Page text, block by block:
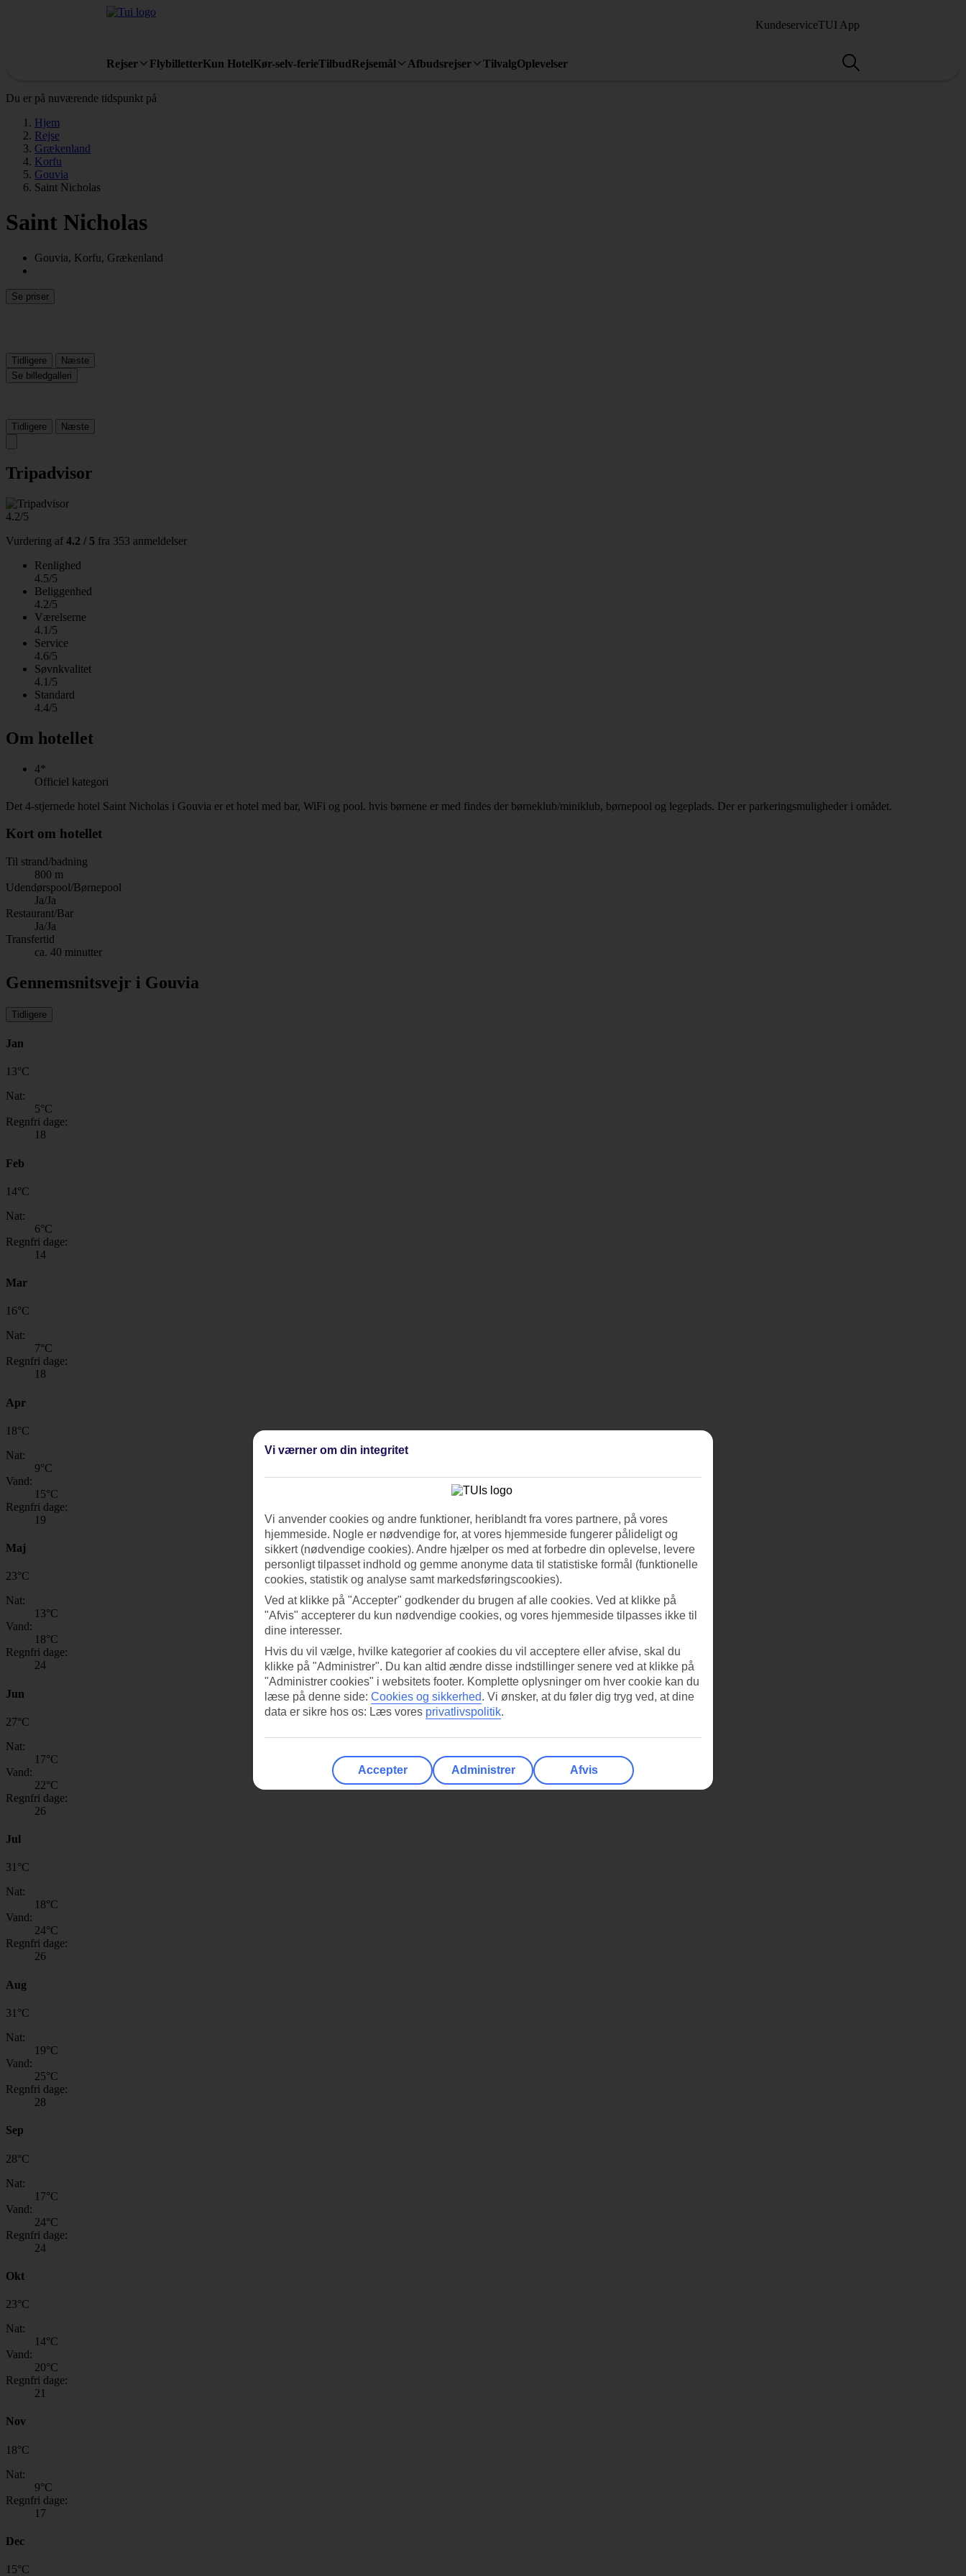
KundeserviceTUI App
Rejser FlybilletterKun HotelKør-selv-ferieTilbudRejsemål Afbudsrejser TilvalgOplevelser
Du er på nuværende tidspunkt på
Hjem
Rejse
Grækenland
Korfu
Gouvia
Saint Nicholas
Saint Nicholas
Gouvia, Korfu, Grækenland
Se priser
Tidligere
Næste
Se billedgalleri
Tidligere Næste
Tripadvisor
4.2/5
Vurdering af 4.2 / 5 fra 353 anmeldelser
Renlighed
4.5/5
Beliggenhed
4.2/5
Værelserne
4.1/5
Service
4.6/5
Søvnkvalitet
4.1/5
Standard
4.4/5
Om hotellet
4*
Officiel kategori
Det 4-stjernede hotel Saint Nicholas i Gouvia er et hotel med bar, WiFi og pool. hvis børnene er med findes der børneklub/miniklub, børnepool og legeplads. Der er parkeringsmuligheder i omådet.
Kort om hotellet
Til strand/badning
800 m
Udendørspool/Børnepool
Ja/Ja
Restaurant/Bar
Ja/Ja
Transfertid
ca. 40 minutter
Gennemsnitsvejr i Gouvia
Tidligere
Jan
13°C
Nat:
5°C
Regnfri dage:
18
Feb
14°C
Nat:
6°C
Regnfri dage:
14
Mar
16°C
Nat:
7°C
Regnfri dage:
18
Apr
18°C
Nat:
9°C
Vand:
15°C
Regnfri dage:
19
Maj
23°C
Nat:
13°C
Vand:
18°C
Regnfri dage:
24
Jun
27°C
Nat:
17°C
Vand:
22°C
Regnfri dage:
26
Jul
31°C
Nat:
18°C
Vand:
24°C
Regnfri dage:
26
Aug
31 °C
Nat:
19°C
Vand:
25°C
Regnfri dage:
28
Sep
28°C
Nat:
17°C
Vand:
24°C
Regnfri dage:
24
Okt
23°C
Nat:
14°C
Vand:
20°C
Regnfri dage:
21
Nov
18°C
Nat:
9°C
Regnfri dage:
17
Dec
15°C
Vi værner om din integritet
Vi anvender cookies og andre funktioner, heriblandt fra vores partnere, på vores
hjemmeside. Nogle er nødvendige for, at vores hjemmeside fungerer pålideligt og
sikkert (nødvendige cookies). Andre hjælper os med at forbedre din oplevelse, levere
personligt tilpasset indhold og gemme anonyme data til statistiske formål (funktionelle
cookies, statistik og analyse samt markedsføringscookies).
Ved at klikke på "Accepter" godkender du brugen af alle cookies. Ved at klikke på
"Afvis" accepterer du kun nødvendige cookies, og vores hjemmeside tilpasses ikke til
dine interesser.
Hvis du vil vælge, hvilke kategorier af cookies du vil acceptere eller afvise, skal du
klikke på "Administrer". Du kan altid ændre disse indstillinger senere ved at klikke på
"Administrer cookies" i websitets footer. Komplette oplysninger om hver cookie kan du
læse på denne side: Cookies og sikkerhed. Vi ønsker, at du føler dig tryg ved, at dine
data er sikre hos os: Læs vores privatlivspolitik.
Accepter Administrer Afvis